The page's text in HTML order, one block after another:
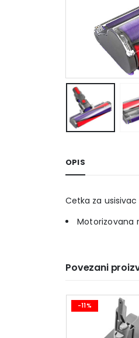
OPIS
Cetka za usisivac
Motorizovana
Povezani
-11%